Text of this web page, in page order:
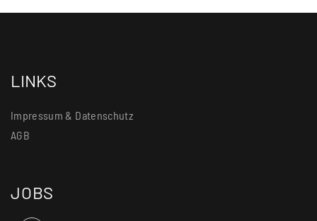
LINKS
Impressum & Datenschutz
AGB
JOBS